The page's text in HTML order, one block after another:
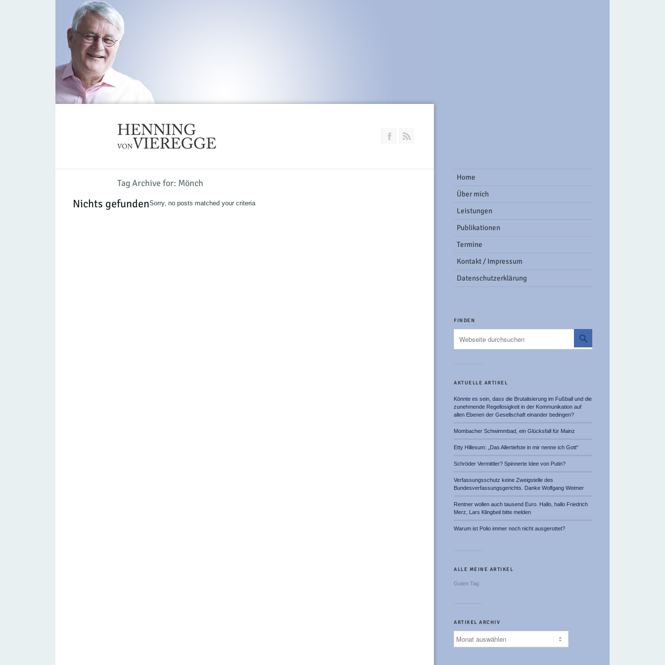
Join our Facebook Group
Tag Archive for: Mönch
Nichts gefundenSorry, no posts matched your criteria
Home
Über mich
Leistungen
Publikationen
Termine
Kontakt / Impressum
Datenschutzerklärung
FINDEN
AKTUELLE ARTIKEL
Könnte es sein, dass die Brutalisierung im Fußball und die
zunehmende Regellosigkeit in der Kommunikation auf
allen Ebenen der Gesellschaft einander bedingen?
Mombacher Schwimmbad, ein Glücksfall für Mainz
Etty Hillesum: „Das Allertiefste in mir nenne ich Gott“
Schröder Vermittler? Spinnerte Idee von Putin?
Verfassungsschutz keine Zweigstelle des
Bundesverfassungsgerichts. Danke Wolfgang Weimer
Rentner wollen auch tausend Euro. Hallo, hallo Friedrich
Merz, Lars Klingbeil bitte melden
Warum ist Polio immer noch nicht ausgerottet?
ALLE MEINE ARTIKEL
Guten Tag
ARTIKEL ARCHIV
Artikel
Archiv